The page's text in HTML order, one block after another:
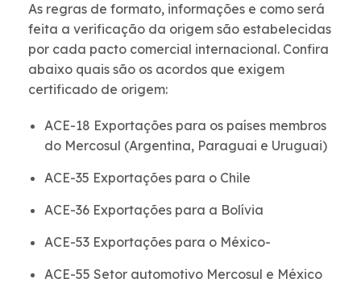
As regras de formato, informações e como será
feita a verificação da origem são estabelecidas
por cada pacto comercial internacional. Confira
abaixo quais são os acordos que exigem
certificado de origem:
ACE-18 Exportações para os países membros
do Mercosul (Argentina, Paraguai e Uruguai)
ACE-35 Exportações para o Chile
ACE-36 Exportações para a Bolívia
ACE-53 Exportações para o México-
ACE-55 Setor automotivo Mercosul e México